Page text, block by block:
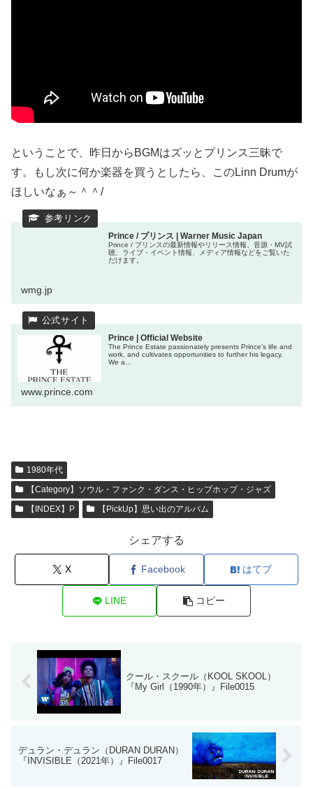
ということで、昨日からBGMはズッとプリンス三昧で
す。もし次に何か楽器を買うとしたら、このLinn Drumが
ほしいなぁ～＾＾/
Prince / プリンス | Warner Music Japan
Prince / プリンスの最新情報やリリース情報、音源・MV試
聴、ライブ・イベント情報、メディア情報などをご覧いた
だけます。
wmg.jp
Prince | Official Website
The Prince Estate passionately presents Prince’s life and
work, and cultivates opportunities to further his legacy.
We a...
www.prince.com
1980年代
【Category】ソウル・ファンク・ダンス・ヒップホップ・ジャズ
【INDEX】P
【PickUp】思い出のアルバム
シェアする
X Facebook はてブ
LINE コピー
クール・スクール（KOOL SKOOL）
『My Girl（1990年）』File0015
デュラン・デュラン（DURAN DURAN）
『INVISIBLE（2021年）』File0017